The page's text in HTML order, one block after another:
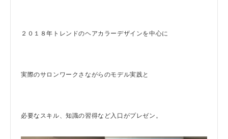
２０１８年トレンドのヘアカラーデザインを中心に
実際のサロンワークさながらのモデル実践と
必要なスキル、知識の習得など入口がプレゼン。